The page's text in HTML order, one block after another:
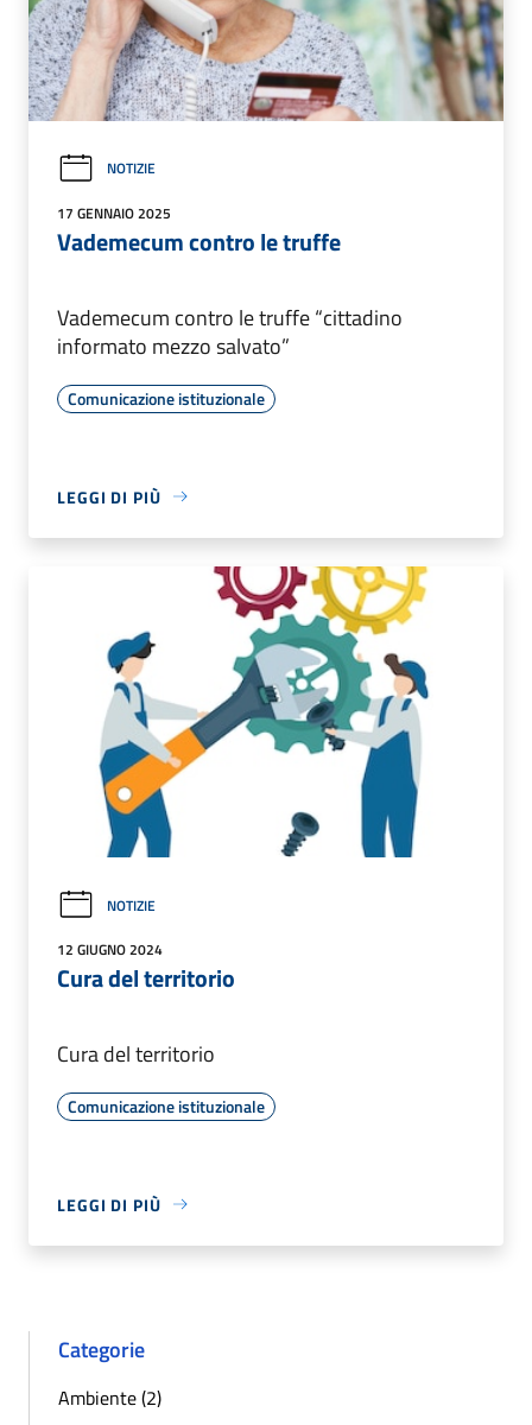
NOTIZIE
17 GENNAIO 2025
Vademecum contro le truffe
Vademecum contro le truffe “cittadino
informato mezzo salvato”
Comunicazione istituzionale
LEGGI DI PIÙ
NOTIZIE
12 GIUGNO 2024
Cura del territorio
Cura del territorio
Comunicazione istituzionale
LEGGI DI PIÙ
Categorie
Ambiente (2)